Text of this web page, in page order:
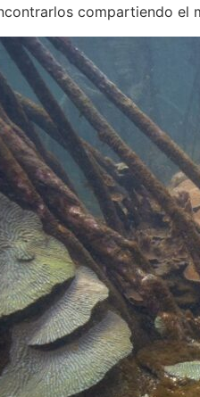
compartiendo el